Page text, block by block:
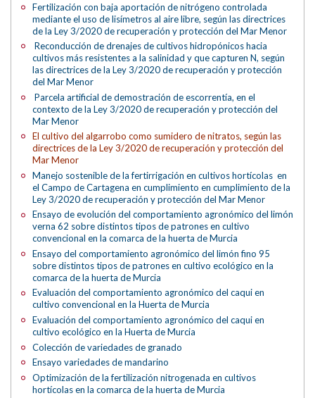
Fertilización con baja aportación de nitrógeno controlada
mediante el uso de lisímetros al aire libre, según las directrices
de la Ley 3/2020 de recuperación y protección del Mar Menor
Reconducción de drenajes de cultivos hidropónicos hacia
cultivos más resistentes a la salinidad y que capturen N, según
las directrices de la Ley 3/2020 de recuperación y protección
del Mar Menor
Parcela artificial de demostración de escorrentía, en el
contexto de la Ley 3/2020 de recuperación y protección del
Mar Menor
El cultivo del algarrobo como sumidero de nitratos, según las
directrices de la Ley 3/2020 de recuperación y protección del
Mar Menor
Manejo sostenible de la fertirrigación en cultivos hortícolas en
el Campo de Cartagena en cumplimiento en cumplimiento de la
Ley 3/2020 de recuperación y protección del Mar Menor
Ensayo de evolución del comportamiento agronómico del limón
verna 62 sobre distintos tipos de patrones en cultivo
convencional en la comarca de la huerta de Murcia
Ensayo del comportamiento agronómico del limón fino 95
sobre distintos tipos de patrones en cultivo ecológico en la
comarca de la huerta de Murcia
Evaluación del comportamiento agronómico del caqui en
cultivo convencional en la Huerta de Murcia
Evaluación del comportamiento agronómico del caqui en
cultivo ecológico en la Huerta de Murcia
Colección de variedades de granado
Ensayo variedades de mandarino
Optimización de la fertilización nitrogenada en cultivos
hortícolas en la comarca de la huerta de Murcia